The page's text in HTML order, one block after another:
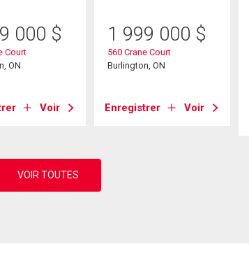
000 $
Court
ON
Voir
1 999 000 $
560 Crane Court
Burlington, ON
Enregistrer Voir